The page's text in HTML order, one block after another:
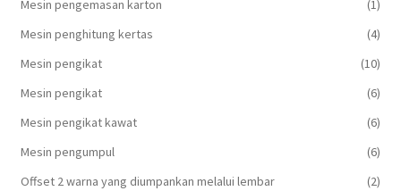
Mesin pengemasan karton
(1)
Mesin penghitung kertas
(4)
Mesin pengikat
(10)
Mesin pengikat
(6)
Mesin pengikat kawat
(6)
Mesin pengumpul
(6)
Offset 2 warna yang diumpankan melalui lembar
(2)